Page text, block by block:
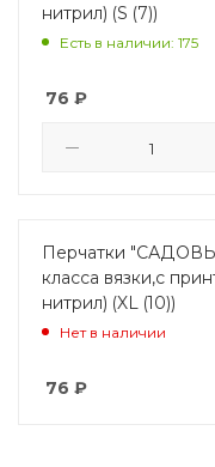
нитрил) (S (7))
Есть в наличии: 175
76 ₽
Перчатки
класса вязки,с
нитрил) (XL (10))
Нет в наличии
76 ₽